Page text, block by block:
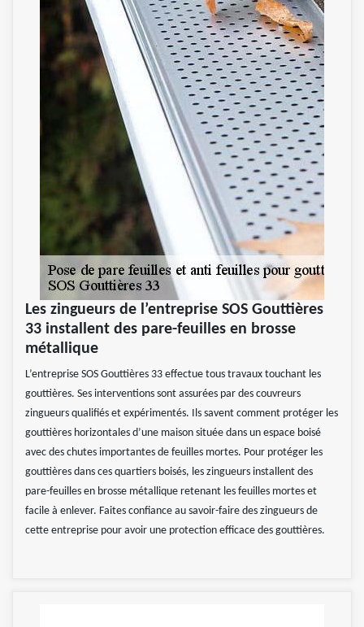
Les zingueurs de l’entreprise SOS Gouttières
33 installent des pare-feuilles en brosse
métallique
L’entreprise SOS Gouttières 33 effectue tous travaux touchant les
gouttières. Ses interventions sont assurées par des couvreurs
zingueurs qualifiés et expérimentés. Ils savent comment protéger les
gouttières horizontales d’une maison située dans un espace boisé
avec des chutes importantes de feuilles mortes. Pour protéger les
gouttières dans ces quartiers boisés, les zingueurs installent des
pare-feuilles en brosse métallique retenant les feuilles mortes et
facile à enlever. Faites confiance au savoir-faire des zingueurs de
cette entreprise pour avoir une protection efficace des gouttières.